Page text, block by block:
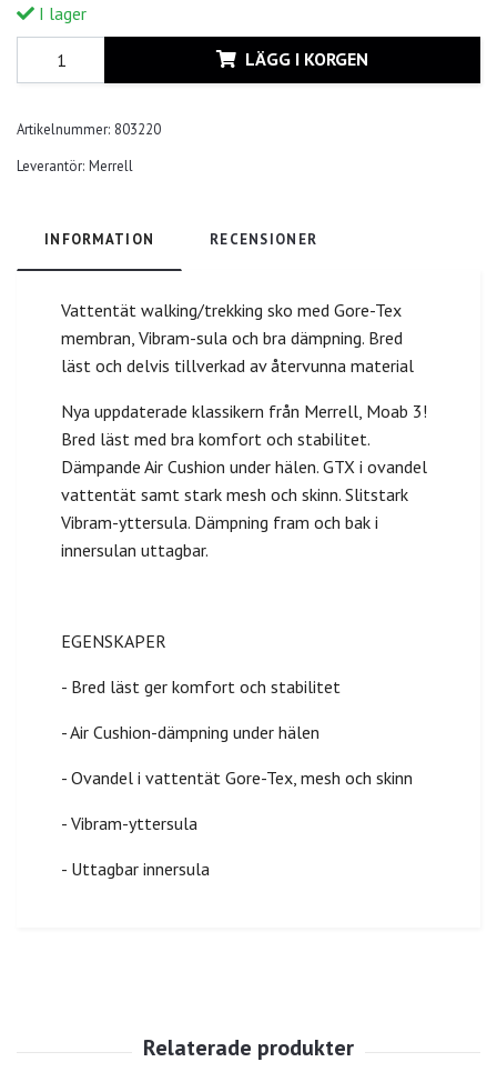
I lager
LÄGG I KORGEN
Artikelnummer: 803220
Leverantör: Merrell
INFORMATION RECENSIONER
Vattentät walking/trekking sko med Gore-Tex
membran, Vibram-sula och bra dämpning. Bred
läst och delvis tillverkad av återvunna material
Nya uppdaterade klassikern från Merrell, Moab 3!
Bred läst med bra komfort och stabilitet.
Dämpande Air Cushion under hälen. GTX i ovandel
vattentät samt stark mesh och skinn. Slitstark
Vibram-yttersula. Dämpning fram och bak i
innersulan uttagbar.
EGENSKAPER
- Bred läst ger komfort och stabilitet
- Air Cushion-dämpning under hälen
- Ovandel i vattentät Gore-Tex, mesh och skinn
- Vibram-yttersula
- Uttagbar innersula